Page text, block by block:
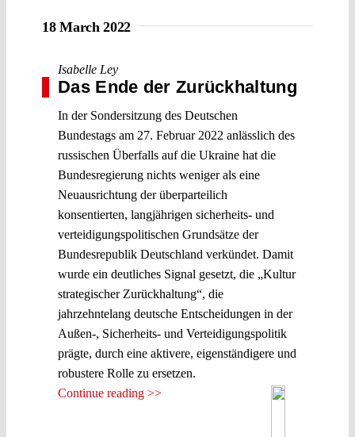
18 March 2022
Isabelle Ley
Das Ende der Zurückhaltung
In der Sondersitzung des Deutschen
Bundestags am 27. Februar 2022 anlässlich des
russischen Überfalls auf die Ukraine hat die
Bundesregierung nichts weniger als eine
Neuausrichtung der überparteilich
konsentierten, langjährigen sicherheits- und
verteidigungspolitischen Grundsätze der
Bundesrepublik Deutschland verkündet. Damit
wurde ein deutliches Signal gesetzt, die „Kultur
strategischer Zurückhaltung“, die
jahrzehntelang deutsche Entscheidungen in der
Außen-, Sicherheits- und Verteidigungspolitik
prägte, durch eine aktivere, eigenständigere und
robustere Rolle zu ersetzen.
Continue reading >>